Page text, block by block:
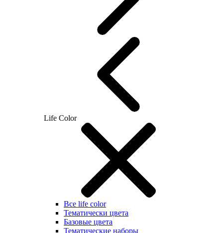
Life Color
Все life color
Тематически цвета
Базовые цвета
Тематические наборы